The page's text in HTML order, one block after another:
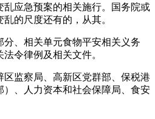
乱应急预案的相关施行。国务院或
的尺度还有的，从其。
、相关单元食物平安相关义务
令律例及相关文件。
监察局、高新区党群部、保税港
）、人力资本和社会保障局、食安